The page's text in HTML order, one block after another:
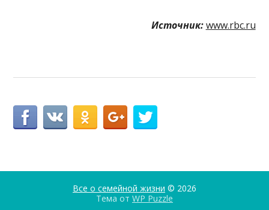
Источник: www.rbc.ru
Все о семейной жизни © 2026
Тема от WP Puzzle